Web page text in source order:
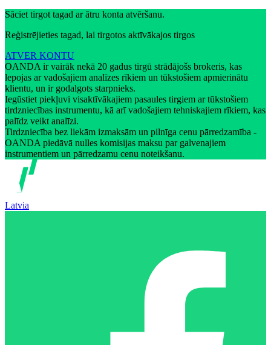
Sāciet tirgot tagad ar ātru konta atvēršanu.
Reģistrējieties tagad, lai tirgotos aktīvākajos tirgos
ATVER KONTU
OANDA ir vairāk nekā 20 gadus tirgū strādājošs brokeris, kas
lepojas ar vadošajiem analīzes rīkiem un tūkstošiem apmierinātu
klientu, un ir godalgots starpnieks.
Iegūstiet piekļuvi visaktīvākajiem pasaules tirgiem ar tūkstošiem
tirdzniecības instrumentu, kā arī vadošajiem tehniskajiem rīkiem, kas
palīdz veikt analīzi.
Tirdzniecība bez liekām izmaksām un pilnīga cenu pārredzamība -
OANDA piedāvā nulles komisijas maksu par galvenajiem
instrumentiem un pārredzamu cenu noteikšanu.
Latvia